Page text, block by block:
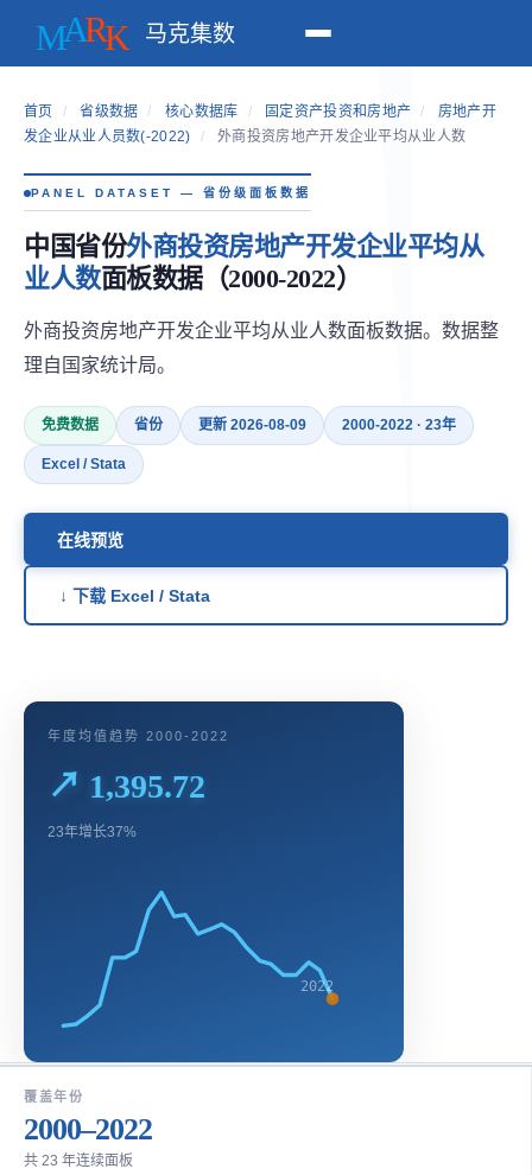
马克集数
首页 / 省级数据 / 核心数据库 / 固定资产投资和房地产 /
房地产开
发企业从业人员数(-2022)
/ 外商投资房地产开发企业平均从业人数
PANEL DATASET — 省份级面板数据
中国省份外商投资房地产开发企业平均从
业人数面板数据（2000-2022）
外商投资房地产开发企业平均从业人数面板数据。数据整
理自国家统计局。
免费数据 省份 更新 2026-08-09 2000-2022 · 23年
Excel / Stata
在线预览
↓ 下载 Excel / Stata
年度均值趋势 2000-2022
↗ 1,395.72
23年增长37%
2022
覆盖年份
2000–2022
共 23 年连续面板